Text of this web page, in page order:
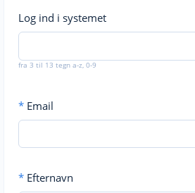
Log ind i systemet
fra 3 til 13 tegn a-z, 0-9
* Email
* Efternavn